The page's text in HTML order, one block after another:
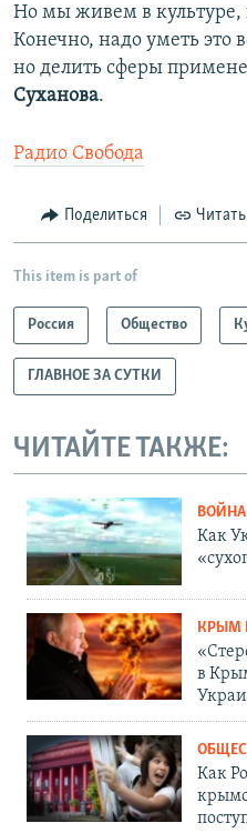
Но мы живем в культуре,
Конечно, надо уметь это
но делить сферы
Суханова.
Радио Свобода
Поделиться
This item is part of
Россия Общество
ГЛАВНОЕ ЗА СУТКИ
ЧИТАЙТЕ ТАКЖЕ:
Как
КРЫМ
в
Как